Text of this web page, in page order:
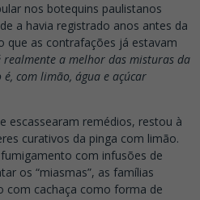
nos botequins paulistanos
a havia registrado anos antes da
que as contrafações já estavam
realmente a melhor das misturas da
com limão, água e açúcar
escassearam remédios, restou à
curativos da pinga com limão.
com infusões de
os “miasmas”, as famílias
com cachaça como forma de